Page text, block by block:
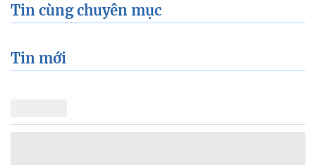
Tin cùng chuyên mục
Tin mới